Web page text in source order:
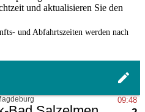
und aktualisieren Sie den
und Abfahrtszeiten werden nach